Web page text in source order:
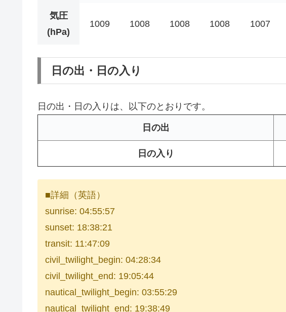
気圧
(hPa)
1009 1008 1008 1008 1007
日の出・日の入り
日の出・日の入りは、以下のとおりです。
日の出
日の入り
■詳細（英語）
sunrise: 04:55:57
sunset: 18:38:21
transit: 11:47:09
civil_twilight_begin: 04:28:34
civil_twilight_end: 19:05:44
nautical_twilight_begin: 03:55:29
nautical_twilight_end: 19:38:49